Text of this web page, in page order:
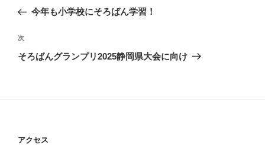
ナ
ビ
ゲ
去
投
稿
今年も小学校にそろばん学習！
次
の
次
そろばんグランプリ2025静岡県大会に向け
アクセス